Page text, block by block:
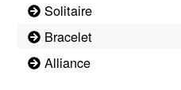
Solitaire
Bracelet
Alliance